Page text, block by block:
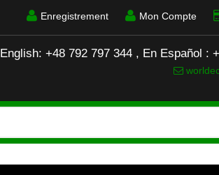
Enregistrement Mon Compte
English: +48 792 797 344 , En Español :